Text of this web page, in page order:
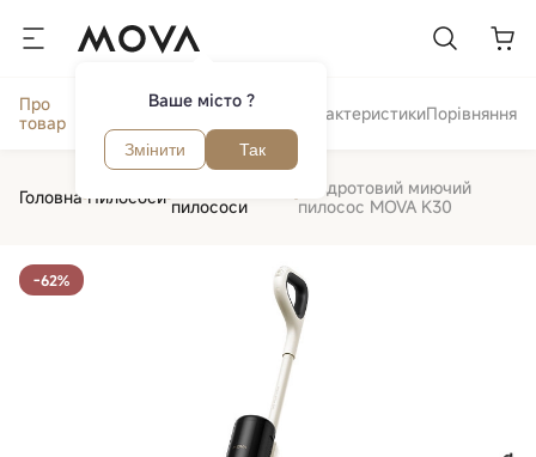
Ваше місто ?
Змінити Так
Про
товар
Відгуки та
Огляд ХарактеристикиПорівняння
Головна Пилососи пилососи
Бездротовий миючий
пилосос MOVA K30
-62%